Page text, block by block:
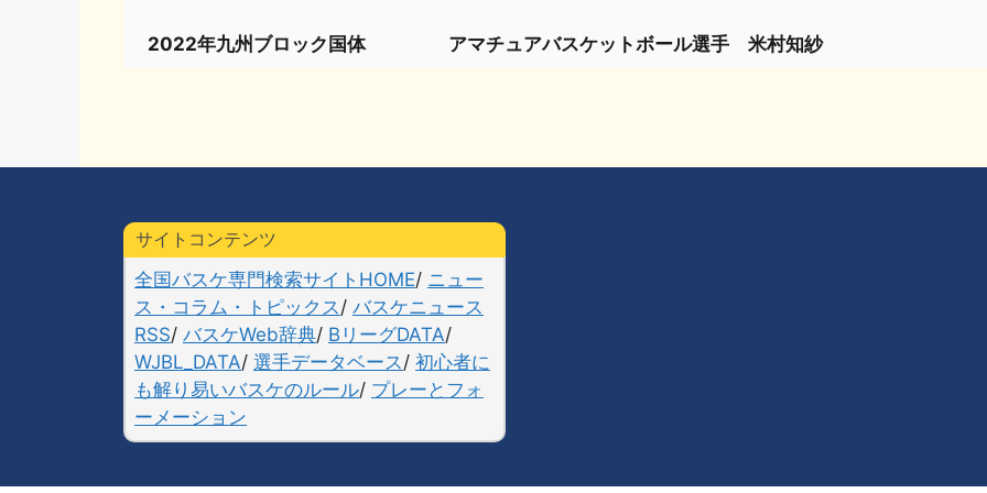
2022年九州ブロック国体 アマチュアバスケットボール選手 米村知紗
サイトコンテンツ
全国バスケ専門検索サイトHOME/ ニュー
ス・コラム・トピックス / バスケニュース
RSS/ バスケWeb辞典/ BリーグDATA/
WJBL_DATA/ 選手データベース / 初心者に
も解り易いバスケのルール/ プレーとフォ
ーメーション